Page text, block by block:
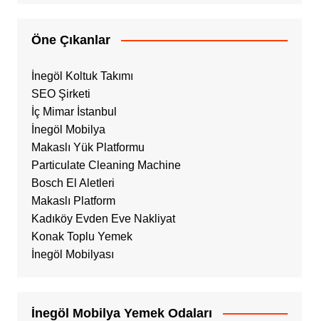
Öne Çıkanlar
İnegöl Koltuk Takımı
SEO Şirketi
İç Mimar İstanbul
İnegöl Mobilya
Makaslı Yük Platformu
Particulate Cleaning Machine
Bosch El Aletleri
Makaslı Platform
Kadıköy Evden Eve Nakliyat
Konak Toplu Yemek
İnegöl Mobilyası
İnegöl Mobilya Yemek Odaları